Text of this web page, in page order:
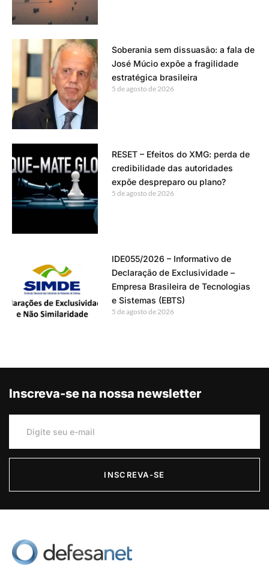
Soberania sem dissuasão: a fala de
José Múcio expõe a fragilidade
estratégica brasileira
5 de agosto de 2026
RESET – Efeitos do XMG: perda de
credibilidade das autoridades
expõe despreparo ou plano?
5 de agosto de 2026
IDE055/2026 – Informativo de
Declaração de Exclusividade –
Empresa Brasileira de Tecnologias
e Sistemas (EBTS)
5 de agosto de 2026
Inscreva-se na nossa newsletter
INSCREVA-SE